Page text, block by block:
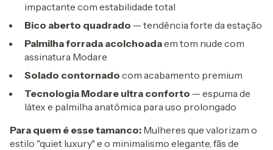
impactante com estabilidade total
Bico aberto quadrado — tendência forte da estação
Palmilha forrada acolchoadaem tom nude com
assinatura Modare
Solado contornado com acabamento premium
Tecnologia Modare ultra conforto — espuma de
látex e palmilha anatômica para uso prolongado
Para quem é esse tamanco: Mulheres que valorizam o
estilo "quiet luxury" e o minimalismo elegante, fãs de